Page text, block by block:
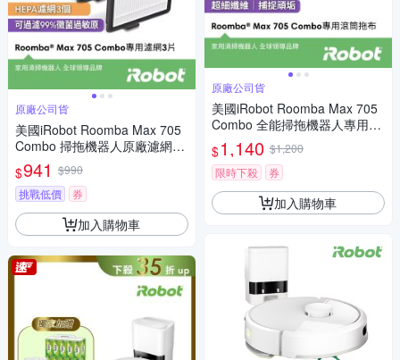
原廠公司貨
美國iRobot Roomba Max 705
Combo 掃拖機器人原廠濾網3
片
$941 $990
挑戰低價
券
加入購物車
原廠公司貨
美國iRobot Roomba Max 705
Combo 全能掃拖機器人專用原
廠滾筒拖布
$1,140 $1,200
限時下殺
券
加入購物車